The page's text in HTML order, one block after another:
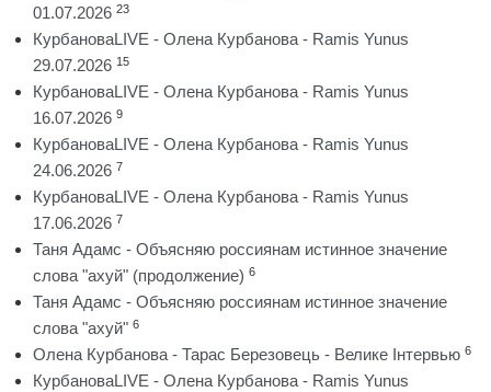
01.07.2026 23
КурбановаLIVE - Олена Курбанова - Ramis Yunus
29.07.2026 15
КурбановаLIVE - Олена Курбанова - Ramis Yunus
16.07.2026 9
КурбановаLIVE - Олена Курбанова - Ramis Yunus
24.06.2026 7
КурбановаLIVE - Олена Курбанова - Ramis Yunus
17.06.2026 7
Таня Адамс - Объясняю россиянам истинное значение
слова "ахуй" (продолжение) 6
Таня Адамс - Объясняю россиянам истинное значение
слова "ахуй" 6
Олена Курбанова - Тарас Березовець - Велике Інтервью 6
КурбановаLIVE - Олена Курбанова - Ramis Yunus